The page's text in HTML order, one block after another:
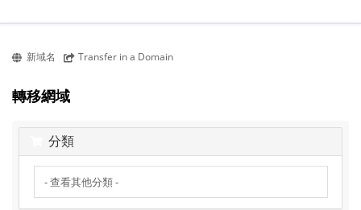
新域名 Transfer in a Domain
轉移網域
分類